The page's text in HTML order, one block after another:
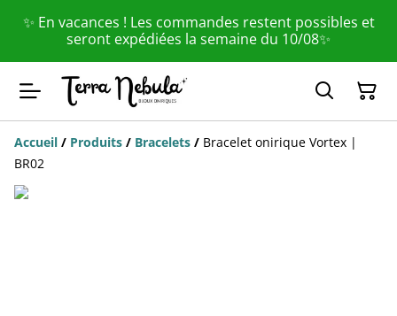
✨ En vacances ! Les commandes restent possibles et
seront expédiées la semaine du 10/08✨
Accueil / Produits / Bracelets / Bracelet onirique Vortex |
BR02